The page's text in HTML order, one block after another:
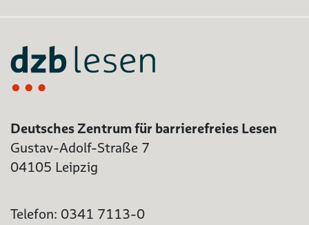
Deutsches Zentrum für barrierefreies Lesen
Gustav-Adolf-Straße 7
04105 Leipzig
Telefon: 0341 7113-0